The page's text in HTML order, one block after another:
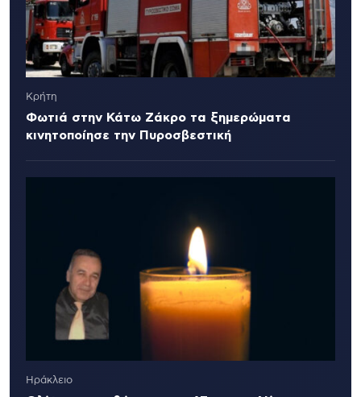
Κρήτη
Φωτιά στην Κάτω Ζάκρο τα ξημερώματα
κινητοποίησε την Πυροσβεστική
Ηράκλειο